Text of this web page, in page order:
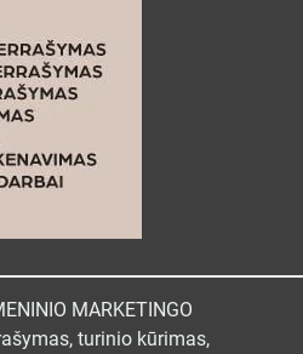
MARKETINGO
turinio kūrimas,